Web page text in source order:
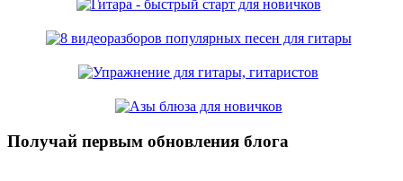
Получай первым обновления блога